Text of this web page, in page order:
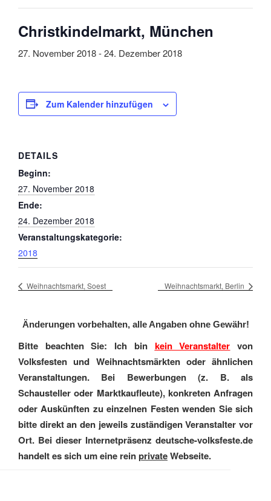
Christkindelmarkt, München
27. November 2018-24. Dezember 2018
Zum Kalender hinzufügen
DETAILS
Beginn:
27. November 2018
Ende:
24. Dezember 2018
Veranstaltungskategorie:
2018
Weihnachtsmarkt, Soest Weihnachtsmarkt, Berlin
Änderungen vorbehalten, alle Angaben ohne Gewähr!
Bitte beachten Sie: Ich bin kein Veranstalter von
Volksfesten und Weihnachtsmärkten oder ähnlichen
Veranstaltungen. Bei Bewerbungen (z. B. als
Schausteller oder Marktkaufleute), konkreten Anfragen
oder Auskünften zu einzelnen Festen wenden Sie sich
bitte direkt an den jeweils zuständigen Veranstalter vor
Ort. Bei dieser Internetpräsenz deutsche-volksfeste.de
handelt es sich um eine reinprivateWebseite.